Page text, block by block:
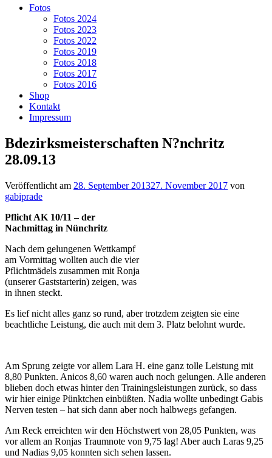
Fotos
Fotos 2024
Fotos 2023
Fotos 2022
Fotos 2019
Fotos 2018
Fotos 2017
Fotos 2016
Shop
Kontakt
Impressum
Bdezirksmeisterschaften N?nchritz
28.09.13
Veröffentlicht am 28. September 201327. November 2017 von
gabiprade
Pflicht AK 10/11 – der
Nachmittag in Nünchritz
Nach dem gelungenen Wettkampf
am Vormittag wollten auch die vier
Pflichtmädels zusammen mit Ronja
(unserer Gaststarterin) zeigen, was
in ihnen steckt.
Es lief nicht alles ganz so rund, aber trotzdem zeigten sie eine
beachtliche Leistung, die auch mit dem 3. Platz belohnt wurde.
Am Sprung zeigte vor allem Lara H. eine ganz tolle Leistung mit
8,80 Punkten. Anicos 8,60 waren auch noch gelungen. Alle anderen
blieben doch etwas hinter den Trainingsleistungen zurück, so dass
wir hier einige Pünktchen einbüßten. Nadia wollte unbedingt Gabis
Nerven testen – hat sich dann aber noch halbwegs gefangen.
Am Reck erreichten wir den Höchstwert von 28,05 Punkten, was
vor allem an Ronjas Traumnote von 9,75 lag! Aber auch Laras 9,25
und Nadias 9,05 konnten sich sehen lassen.